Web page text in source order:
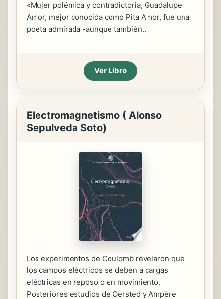
«Mujer polémica y contradictoria, Guadalupe
Amor, mejor conocida como Pita Amor, fue una
poeta admirada -aunque también...
Ver Libro
Electromagnetismo ( Alonso
Sepulveda Soto)
Los experimentos de Coulomb revelaron que
los campos eléctricos se deben a cargas
eléctricas en reposo o en movimiento.
Posteriores estudios de Oersted y Ampère